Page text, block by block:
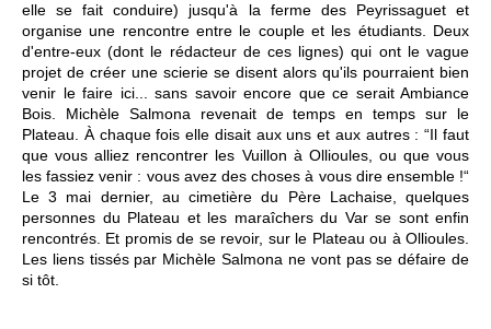
elle se fait conduire) jusqu'à la ferme des Peyrissaguet et
organise une rencontre entre le couple et les étudiants. Deux
d'entre-eux (dont le rédacteur de ces lignes) qui ont le vague
projet de créer une scierie se disent alors qu'ils pourraient bien
venir le faire ici... sans savoir encore que ce serait Ambiance
Bois. Michèle Salmona revenait de temps en temps sur le
Plateau. À chaque fois elle disait aux uns et aux autres : “Il faut
que vous alliez rencontrer les Vuillon à Ollioules, ou que vous
les fassiez venir : vous avez des choses à vous dire ensemble !“
Le 3 mai dernier, au cimetière du Père Lachaise, quelques
personnes du Plateau et les maraîchers du Var se sont enfin
rencontrés. Et promis de se revoir, sur le Plateau ou à Ollioules.
Les liens tissés par Michèle Salmona ne vont pas se défaire de
si tôt.